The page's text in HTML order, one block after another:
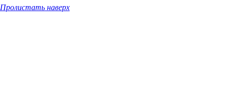
Пролистать наверх